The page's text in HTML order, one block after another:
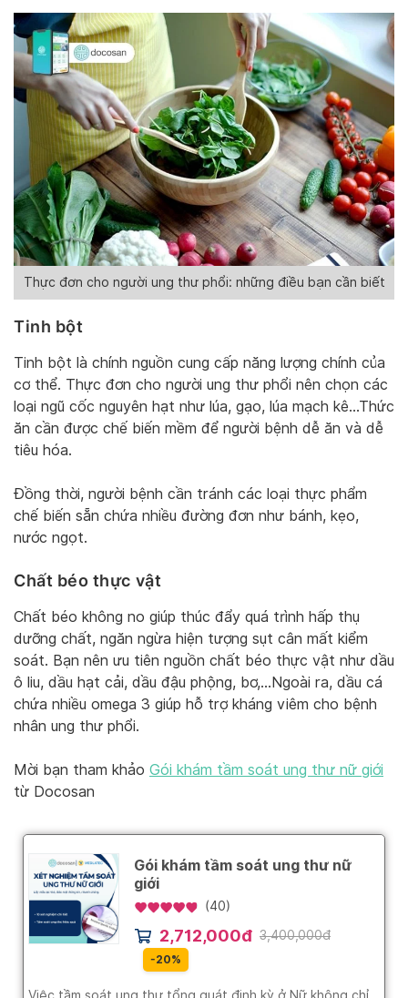
Thực đơn cho người ung thư phổi: những điều bạn cần biết
Tinh bột
Tinh bột là chính nguồn cung cấp năng lượng chính của
cơ thể. Thực đơn cho người ung thư phổi nên chọn các
loại ngũ cốc nguyên hạt như lúa, gạo, lúa mạch kê…Thức
ăn cần được chế biến mềm để người bệnh dễ ăn và dễ
tiêu hóa.
Đồng thời, người bệnh cần tránh các loại thực phẩm
chế biến sẵn chứa nhiều đường đơn như bánh, kẹo,
nước ngọt.
Chất béo thực vật
Chất béo không no giúp thúc đẩy quá trình hấp thụ
dưỡng chất, ngăn ngừa hiện tượng sụt cân mất kiểm
soát. Bạn nên ưu tiên nguồn chất béo thực vật như dầu
ô liu, dầu hạt cải, dầu đậu phộng, bơ,…Ngoài ra, dầu cá
chứa nhiều omega 3 giúp hỗ trợ kháng viêm cho bệnh
nhân ung thư phổi.
Mời bạn tham khảo Gói khám tầm soát ung thư nữ giới
từ Docosan